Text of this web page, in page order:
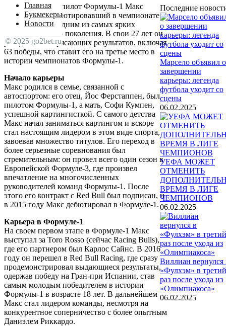
Нидерландский пилот Формулы-1 Макс
Ферстаппен, дебютировавший в чемпионате в
2015 году, стал одним из самых ярких
гонщиков своего поколения. В свои 27 лет он
уже достиг потрясающих результатов, включая
63 победы, что ставит его на третье место в
истории чемпионатов Формулы-1.
Начало карьеры
Макс родился в семье, связанной с
автоспортом: его отец, Йос Ферстаппен, был
пилотом Формулы-1, а мать, Софи Кумпен,
успешной картингисткой. С самого детства
Макс начал заниматься картингом и вскоре
стал настоящим лидером в этом виде спорта,
завоевав множество титулов. Его переход в
более серьезные соревнования был
стремительным: он провел всего один сезон в
Европейской Формуле-3, где произвел
впечатление на многочисленных
руководителей команд Формулы-1. После
этого его контракт с Red Bull был подписан, и
в 2015 году Макс дебютировал в Формуле-1.
Карьера в Формуле-1
На своем первом этапе в Формуле-1 Макс
выступал за Toro Rosso (сейчас Racing Bulls),
где его партнером был Карлос Сайнс. В 2016
году он перешел в Red Bull Racing, где сразу
продемонстрировал выдающиеся результаты,
одержав победу на Гран-при Испании, став
самым молодым победителем в истории
Формулы-1 в возрасте 18 лет. В дальнейшем
Макс стал лидером команды, несмотря на
конкурентное соперничество с более опытным
Даниэлем Риккардо.
Последние
Марсело объявил о
завершении
карьеры: легенда
футбола уходит со
сцены
06.02.2025
УЕФА МОЖЕТ
ОТМЕНИТЬ
ВРЕМЯ В ЛИГЕ
ЧЕМПИОНОВ
06.02.2025
Виллиан вернулся
«Фулхэм» в третий
раз после ухода из
«Олимпиакоса»
06.02.2025
Главная
Букмекеры
Новости
© 2025 go2bet.ru